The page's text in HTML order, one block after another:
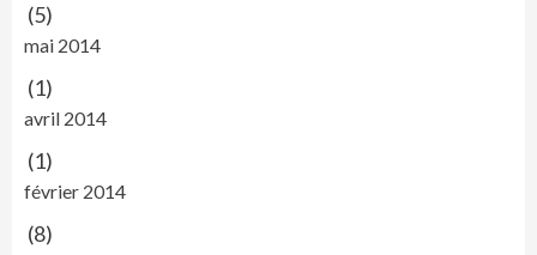
(5)
mai 2014
(1)
avril 2014
(1)
février 2014
(8)